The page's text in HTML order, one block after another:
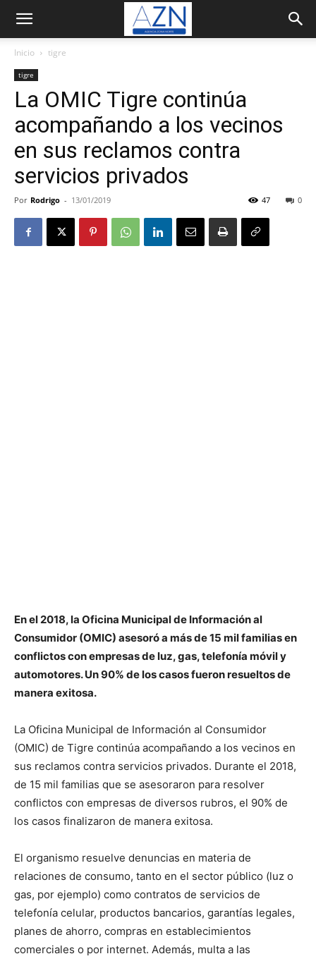
Inicio tigre
tigre
La OMIC Tigre continúa
acompañando a los vecinos
en sus reclamos contra
servicios privados
Por Rodrigo - 13/01/2019 0
47
En el 2018, la Oficina Municipal de Información al
Consumidor (OMIC) asesoró a más de 15 mil familias en
conflictos con empresas de luz, gas, telefonía móvil y
automotores. Un 90% de los casos fueron resueltos de
manera exitosa.
La Oficina Municipal de Información al Consumidor
(OMIC) de Tigre continúa acompañando a los vecinos en
sus reclamos contra servicios privados. Durante el 2018,
de 15 mil familias que se asesoraron para resolver
conflictos con empresas de diversos rubros, el 90% de
los casos finalizaron de manera exitosa.
El organismo resuelve denuncias en materia de
relaciones de consumo, tanto en el sector público (luz o
gas, por ejemplo) como contratos de servicios de
telefonía celular, productos bancarios, garantías legales,
planes de ahorro, compras en establecimientos
comerciales o por internet. Además, multa a las